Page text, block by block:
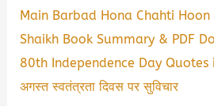
Main Barbad Hona Chahti
Shaikh Book Summary & PDF
80th Independence Day
अगस्त स्वतंत्रता दिवस पर सुविचार